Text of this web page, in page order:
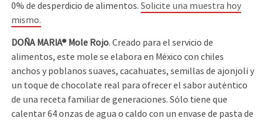
0% de desperdicio de alimentos.Solicite una muestra hoy
mismo.
DOÑA MARIA® Mole Rojo. Creado para el servicio de
alimentos, este mole se elabora en México con chiles
anchos y poblanos suaves, cacahuates, semillas de ajonjolí y
un toque de chocolate real para ofrecer el sabor auténtico
de una receta familiar de generaciones. Sólo tiene que
calentar 64 onzas de agua o caldo con un envase de pasta de